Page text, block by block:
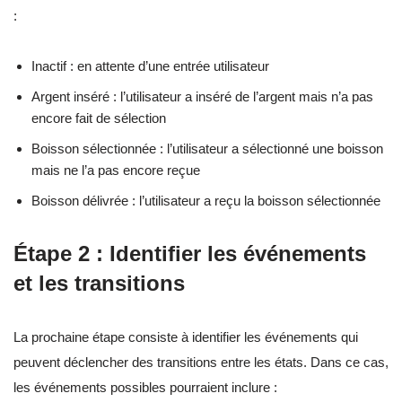
:
Inactif : en attente d’une entrée utilisateur
Argent inséré : l’utilisateur a inséré de l’argent mais n’a pas
encore fait de sélection
Boisson sélectionnée : l’utilisateur a sélectionné une boisson
mais ne l’a pas encore reçue
Boisson délivrée : l’utilisateur a reçu la boisson sélectionnée
Étape 2 : Identifier les événements
et les transitions
La prochaine étape consiste à identifier les événements qui
peuvent déclencher des transitions entre les états. Dans ce cas,
les événements possibles pourraient inclure :